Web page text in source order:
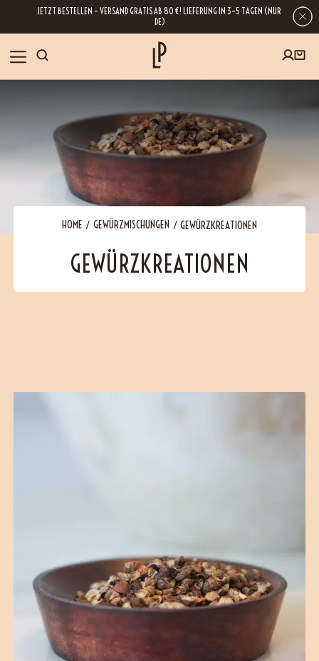
JETZT BESTELLEN – VERSAND GRATIS AB 80 €! LIEFERUNG IN 3–5 TAGEN (NUR
DE)
GESCHENKE
REZEPTE
BESUCHEN
Contact
HOME GEWÜRZMISCHUNGEN GEWÜRZKREATIONEN
GEWÜRZKREATIONEN
Wenn Sie Ihre E-Mail-Adresse hinterlassen, erhalten Sie Zugang zu unseren
Newslettern, die reich an Tipps, Inspirationen und Informationen über unsere
neuesten Entwicklungen sind. Selbstverständlich ist eine Abmeldung
jederzeit möglich.